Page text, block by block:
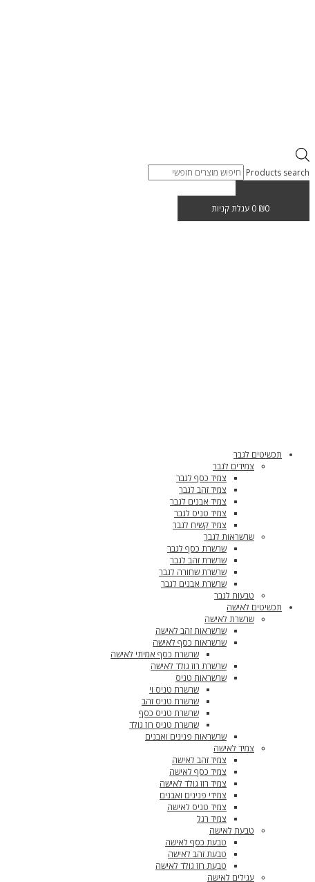
Products search
₪0
0 עגלת קניות
תכשיטים לגבר
צמידים לגבר
צמיד כסף לגבר
צמיד זהב לגבר
צמיד אבנים לגבר
צמיד טניס לגבר
צמיד קשיח לגבר
שרשראות לגבר
שרשרת כסף לגבר
שרשרת זהב לגבר
שרשרת שחורה לגבר
שרשרת אבנים לגבר
טבעות לגבר
תכשיטים לאישה
שרשרת לאישה
שרשראות זהב לאישה
שרשראות כסף לאישה
שרשרת כסף אמיתי לאישה
שרשרת רוז גולד לאישה
שרשראות טניס
שרשרת טניס וי
שרשרת טניס זהב
שרשרת טניס כסף
שרשרת טניס רוז גולד
שרשראות פנינים ואבנים
צמיד לאישה
צמיד זהב לאישה
צמיד כסף לאישה
צמיד רוז גולד לאישה
צמידי פנינים ואבנים
צמיד טניס לאישה
צמיד רגל
טבעת לאישה
טבעת כסף לאישה
טבעת זהב לאישה
טבעת רוז גולד לאישה
עגילים לאישה